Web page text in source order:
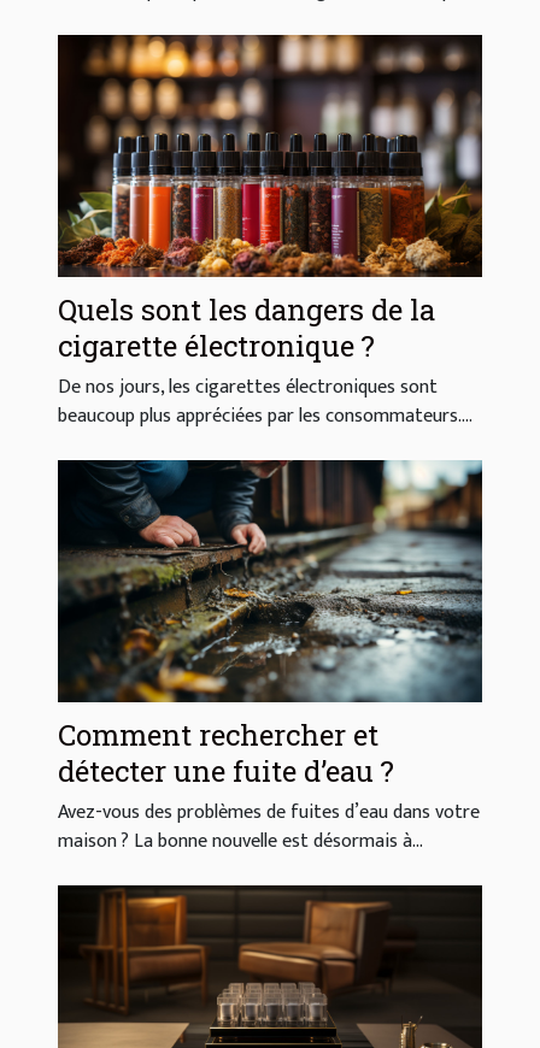
Quels sont les dangers de la
cigarette électronique ?
De nos jours, les cigarettes électroniques sont
beaucoup plus appréciées par les consommateurs....
Comment rechercher et
détecter une fuite d’eau ?
Avez-vous des problèmes de fuites d’eau dans votre
maison ? La bonne nouvelle est désormais à...